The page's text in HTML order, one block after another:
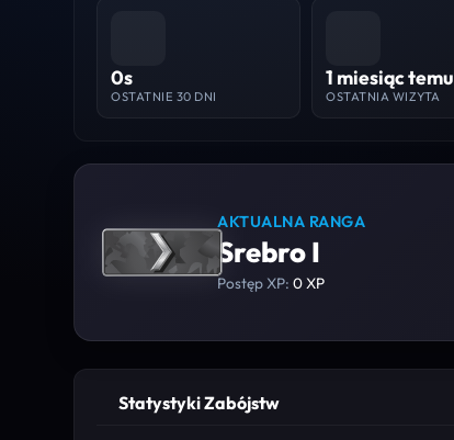
0s
OSTATNIE 30 DNI
1 miesiąc temu
OSTATNIA WIZYTA
AKTUALNA RANGA
Srebro I
Postęp XP:0 XP
Statystyki Zabójstw